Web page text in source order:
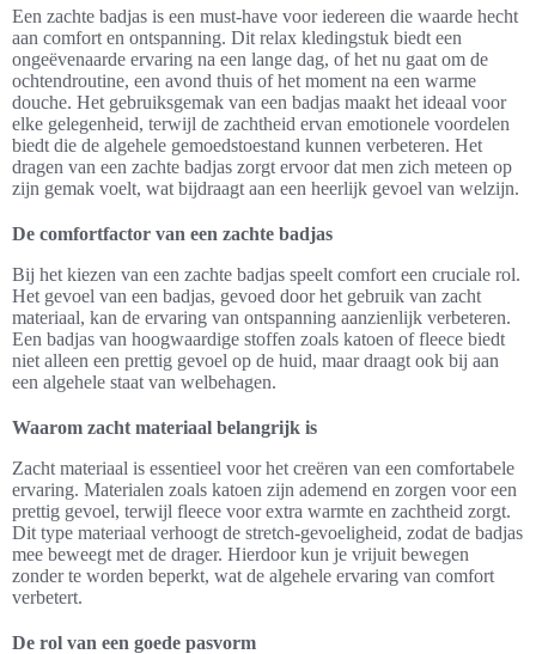
Een zachte badjas is een must-have voor iedereen die waarde hecht
aan comfort en ontspanning. Dit relax kledingstuk biedt een
ongeëvenaarde ervaring na een lange dag, of het nu gaat om de
ochtendroutine, een avond thuis of het moment na een warme
douche. Het gebruiksgemak van een badjas maakt het ideaal voor
elke gelegenheid, terwijl de zachtheid ervan emotionele voordelen
biedt die de algehele gemoedstoestand kunnen verbeteren. Het
dragen van een zachte badjas zorgt ervoor dat men zich meteen op
zijn gemak voelt, wat bijdraagt aan een heerlijk gevoel van welzijn.
De comfortfactor van een zachte badjas
Bij het kiezen van een zachte badjas speelt comfort een cruciale rol.
Het gevoel van een badjas, gevoed door het gebruik van zacht
materiaal, kan de ervaring van ontspanning aanzienlijk verbeteren.
Een badjas van hoogwaardige stoffen zoals katoen of fleece biedt
niet alleen een prettig gevoel op de huid, maar draagt ook bij aan
een algehele staat van welbehagen.
Waarom zacht materiaal belangrijk is
Zacht materiaal is essentieel voor het creëren van een comfortabele
ervaring. Materialen zoals katoen zijn ademend en zorgen voor een
prettig gevoel, terwijl fleece voor extra warmte en zachtheid zorgt.
Dit type materiaal verhoogt de stretch-gevoeligheid, zodat de badjas
mee beweegt met de drager. Hierdoor kun je vrijuit bewegen
zonder te worden beperkt, wat de algehele ervaring van comfort
verbetert.
De rol van een goede pasvorm